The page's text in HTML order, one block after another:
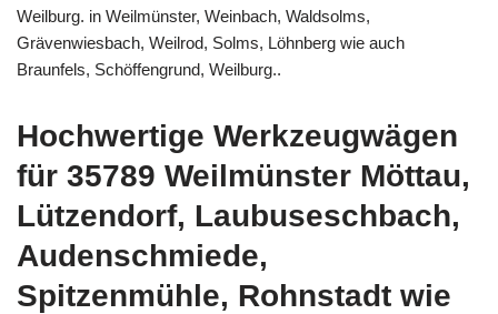
Weilburg. in Weilmünster, Weinbach, Waldsolms,
Grävenwiesbach, Weilrod, Solms, Löhnberg wie auch
Braunfels, Schöffengrund, Weilburg..
Hochwertige Werkzeugwägen
für 35789 Weilmünster Möttau,
Lützendorf, Laubuseschbach,
Audenschmiede,
Spitzenmühle, Rohnstadt wie